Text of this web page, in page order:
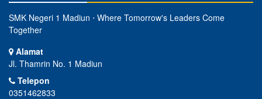
SMK Negeri 1 Madiun ⋅ Where Tomorrow's Leaders Come
Together
Alamat
Jl. Thamrin No. 1 Madiun
Telepon
0351462833